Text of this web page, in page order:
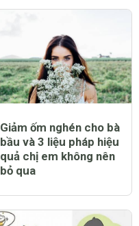
Giảm ốm nghén cho bà
bầu và 3 liệu pháp hiệu
quả chị em không nên
bỏ qua